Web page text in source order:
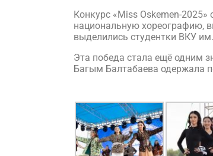
Конкурс «Miss Oskemen-
национальную хореографию,
выделились студентки ВКУ
Эта победа стала ещё одним
Багым Балтабаева одержала